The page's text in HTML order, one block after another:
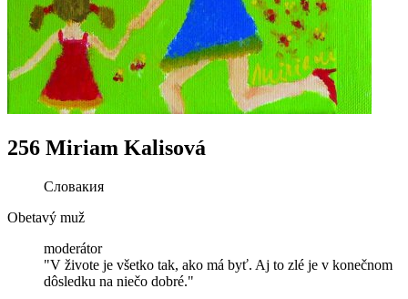
256 Miriam Kalisová
Словакия
Obetavý muž
moderátor
"V živote je všetko tak, ako má byť. Aj to zlé je v konečnom
dôsledku na niečo dobré."